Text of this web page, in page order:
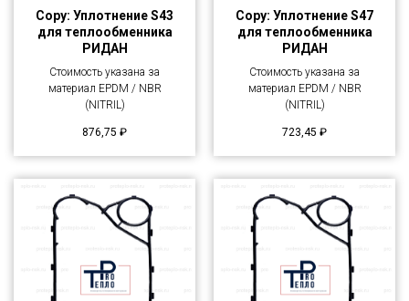
Copy: Уплотнение S43
для теплообменника
РИДАН
Стоимость указана за
материал EPDM / NBR
(NITRIL)
876,75 ₽
Copy: Уплотнение S47
для теплообменника
РИДАН
Стоимость указана за
материал EPDM / NBR
(NITRIL)
723,45 ₽